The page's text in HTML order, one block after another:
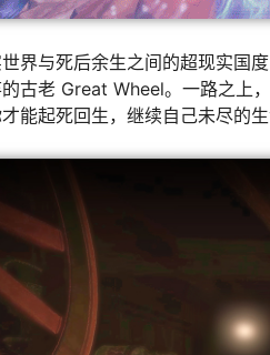
界与死后余生之间的超现实国
古老 Great Wheel。一路之上
能起死回生，继续自己未尽的生